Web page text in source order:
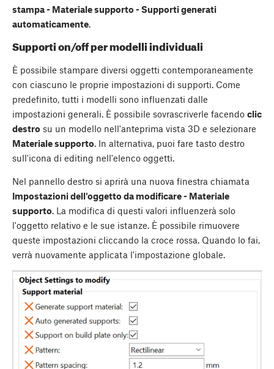
stampa - Materiale supporto - Supporti generati
automaticamente.
Supporti on/off per modelli individuali
È possibile stampare diversi oggetti contemporaneamente
con ciascuno le proprie impostazioni di supporti. Come
predefinito, tutti i modelli sono influenzati dalle
impostazioni generali. È possibile sovrascriverle facendo clic
destro su un modello nell'anteprima vista 3D e selezionare
Materiale supporto. In alternativa, puoi fare tasto destro
sull'icona di editing nell'elenco oggetti.
Nel pannello destro si aprirà una nuova finestra chiamata
Impostazioni dell'oggetto da modificare - Materiale
supporto. La modifica di questi valori influenzerà solo
l'oggetto relativo e le sue istanze. È possibile rimuovere
queste impostazioni cliccando la croce rossa. Quando lo fai,
verrà nuovamente applicata l'impostazione globale.